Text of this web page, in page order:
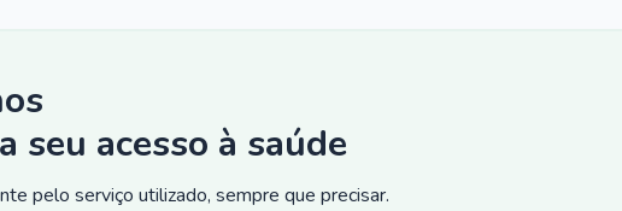
seu acesso à saúde
pelo serviço utilizado, sempre que precisar.